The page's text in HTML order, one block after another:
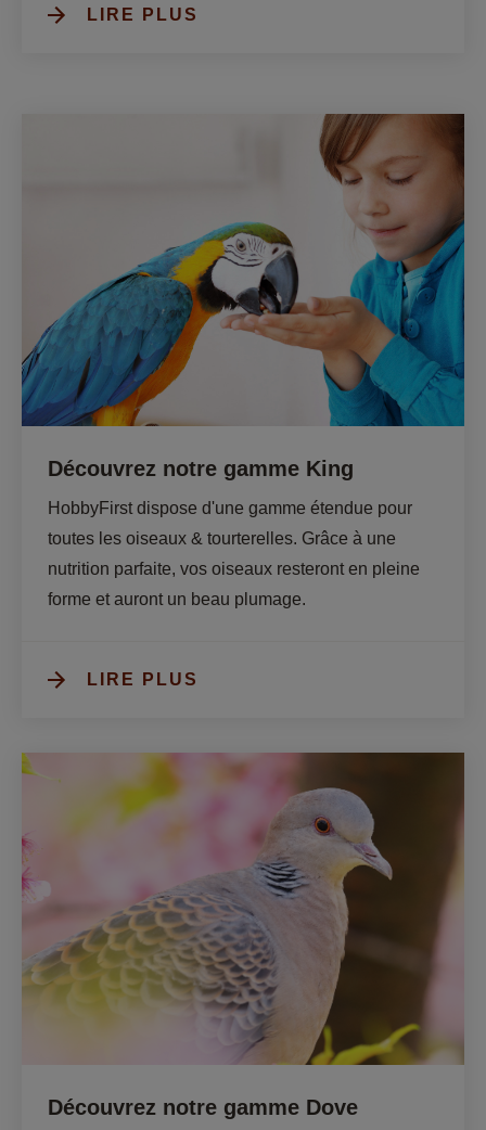
LIRE PLUS
Découvrez notre gamme King
HobbyFirst dispose d'une gamme étendue pour
toutes les oiseaux & tourterelles. Grâce à une
nutrition parfaite, vos oiseaux resteront en pleine
forme et auront un beau plumage.
LIRE PLUS
Découvrez notre gamme Dove